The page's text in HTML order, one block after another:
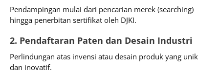
Pendampingan mulai dari pencarian merek (searching)
hingga penerbitan sertifikat oleh DJKI.
2. Pendaftaran Paten dan Desain Industri
Perlindungan atas invensi atau desain produk yang unik
dan inovatif.